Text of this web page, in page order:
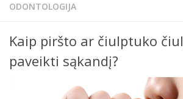
ODONTOLOGIJA
Kaip piršto ar čiulptuko
paveikti sąkandį?